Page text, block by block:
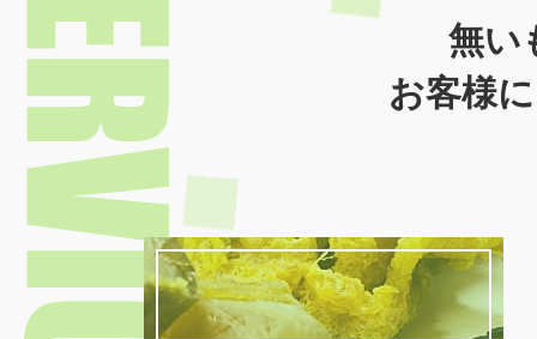
無い
お客様